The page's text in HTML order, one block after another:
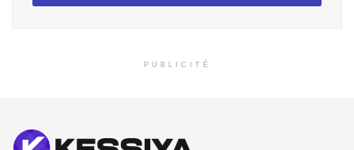
PUBLICITÉ